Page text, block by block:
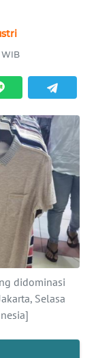
WIB
didominasi
Selasa